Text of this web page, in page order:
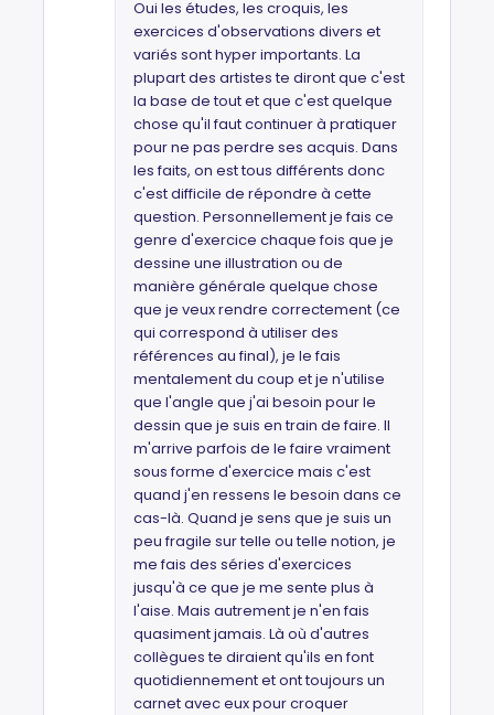
Oui les études, les croquis, les
exercices d'observations divers et
variés sont hyper importants. La
plupart des artistes te diront que c'est
la base de tout et que c'est quelque
chose qu'il faut continuer à pratiquer
pour ne pas perdre ses acquis. Dans
les faits, on est tous différents donc
c'est difficile de répondre à cette
question. Personnellement je fais ce
genre d'exercice chaque fois que je
dessine une illustration ou de
manière générale quelque chose
que je veux rendre correctement (ce
qui correspond à utiliser des
références au final), je le fais
mentalement du coup et je n'utilise
que l'angle que j'ai besoin pour le
dessin que je suis en train de faire. Il
m'arrive parfois de le faire vraiment
sous forme d'exercice mais c'est
quand j'en ressens le besoin dans ce
cas-là. Quand je sens que je suis un
peu fragile sur telle ou telle notion, je
me fais des séries d'exercices
jusqu'à ce que je me sente plus à
l'aise. Mais autrement je n'en fais
quasiment jamais. Là où d'autres
collègues te diraient qu'ils en font
quotidiennement et ont toujours un
carnet avec eux pour croquer